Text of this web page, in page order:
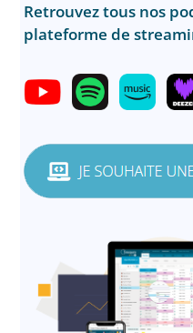
Retrouvez tous nos
plateforme de